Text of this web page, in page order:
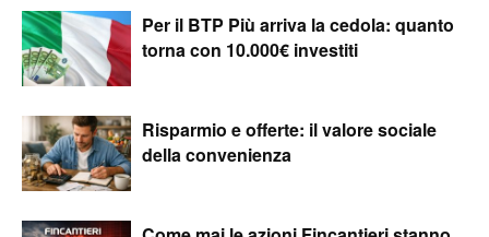
Per il BTP Più arriva la cedola: quanto
torna con 10.000€ investiti
Risparmio e offerte: il valore sociale
della convenienza